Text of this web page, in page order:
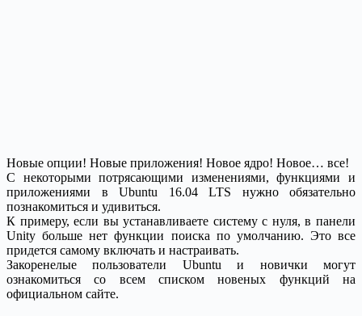
Новые опции! Новые приложения! Новое ядро! Новое… все!
С некоторыми потрясающими изменениями, функциями и
приложениями в Ubuntu 16.04 LTS нужно обязательно
познакомиться и удивиться.
К примеру, если вы устанавливаете систему с нуля, в панели
Unity больше нет функции поиска по умолчанию. Это все
придется самому включать и настраивать.
Закоренелые пользователи Ubuntu и новички могут
ознакомиться со всем списком новеных функций на
официальном сайте.